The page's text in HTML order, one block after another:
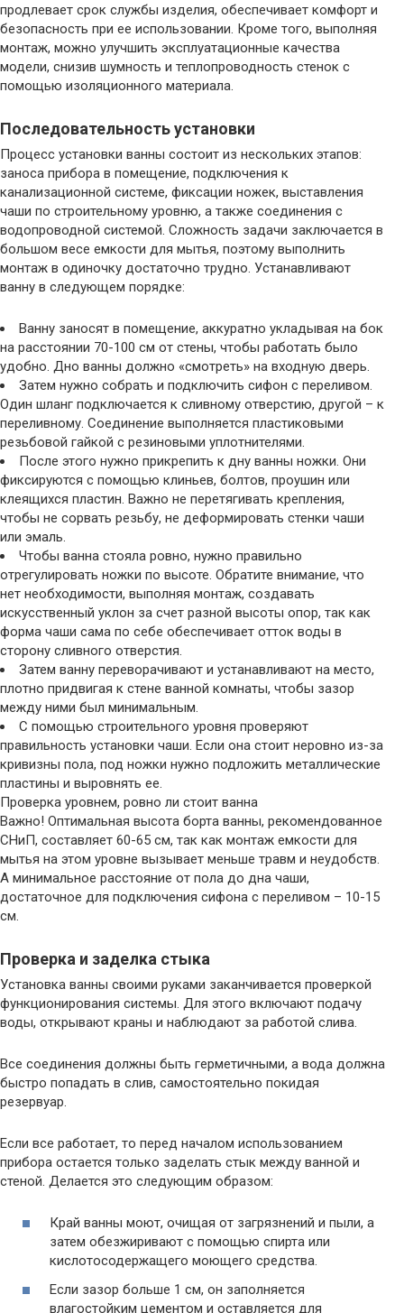
продлевает срок службы изделия, обеспечивает комфорт и
безопасность при ее использовании. Кроме того, выполняя
монтаж, можно улучшить эксплуатационные качества
модели, снизив шумность и теплопроводность стенок с
помощью изоляционного материала.
Последовательность установки
Процесс установки ванны состоит из нескольких этапов:
заноса прибора в помещение, подключения к
канализационной системе, фиксации ножек, выставления
чаши по строительному уровню, а также соединения с
водопроводной системой. Сложность задачи заключается в
большом весе емкости для мытья, поэтому выполнить
монтаж в одиночку достаточно трудно. Устанавливают
ванну в следующем порядке:
Ванну заносят в помещение, аккуратно укладывая на бок
на расстоянии 70-100 см от стены, чтобы работать было
удобно. Дно ванны должно «смотреть» на входную дверь.
Затем нужно собрать и подключить сифон с переливом.
Один шланг подключается к сливному отверстию, другой – к
переливному. Соединение выполняется пластиковыми
резьбовой гайкой с резиновыми уплотнителями.
После этого нужно прикрепить к дну ванны ножки. Они
фиксируются с помощью клиньев, болтов, проушин или
клеящихся пластин. Важно не перетягивать крепления,
чтобы не сорвать резьбу, не деформировать стенки чаши
или эмаль.
Чтобы ванна стояла ровно, нужно правильно
отрегулировать ножки по высоте. Обратите внимание, что
нет необходимости, выполняя монтаж, создавать
искусственный уклон за счет разной высоты опор, так как
форма чаши сама по себе обеспечивает отток воды в
сторону сливного отверстия.
Затем ванну переворачивают и устанавливают на место,
плотно придвигая к стене ванной комнаты, чтобы зазор
между ними был минимальным.
С помощью строительного уровня проверяют
правильность установки чаши. Если она стоит неровно из-за
кривизны пола, под ножки нужно подложить металлические
пластины и выровнять ее.
Проверка уровнем, ровно ли стоит ванна
Важно! Оптимальная высота борта ванны, рекомендованное
СНиП, составляет 60-65 см, так как монтаж емкости для
мытья на этом уровне вызывает меньше травм и неудобств.
А минимальное расстояние от пола до дна чаши,
достаточное для подключения сифона с переливом – 10-15
см.
Проверка и заделка стыка
Установка ванны своими руками заканчивается проверкой
функционирования системы. Для этого включают подачу
воды, открывают краны и наблюдают за работой слива.
Все соединения должны быть герметичными, а вода должна
быстро попадать в слив, самостоятельно покидая
резервуар.
Если все работает, то перед началом использованием
прибора остается только заделать стык между ванной и
стеной. Делается это следующим образом:
Край ванны моют, очищая от загрязнений и пыли, а
затем обезжиривают с помощью спирта или
кислотосодержащего моющего средства.
Если зазор больше 1 см, он заполняется
влагостойким цементом и оставляется для